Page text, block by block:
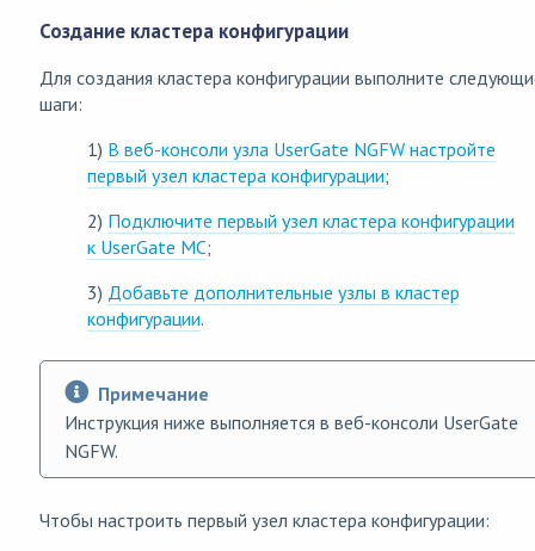
Создание кластера конфигурации
Для создания кластера конфигурации выполните
шаги:
1) В веб-консоли узла UserGate NGFW настройте
первый узел кластера конфигурации;
2) Подключите первый узел кластера конфигурации
к UserGate MC;
3) Добавьте дополнительные узлы в кластер
конфигурации.
Примечание
Инструкция ниже выполняется в веб-консоли UserGate
NGFW.
Чтобы настроить первый узел кластера конфигурации: